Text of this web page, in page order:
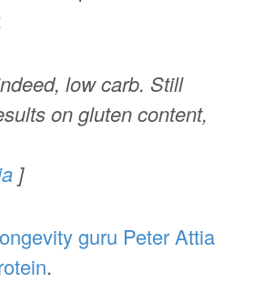
low carb. Still
on gluten content,
]
guru Peter Attia
.